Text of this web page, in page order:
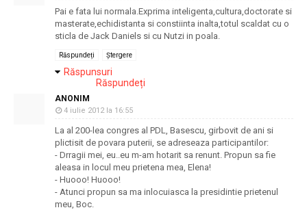
Pai e fata lui normala.Exprima inteligenta,cultura,doctorate si
masterate,echidistanta si constiinta inalta,totul scaldat cu o
sticla de Jack Daniels si cu Nutzi in poala.
Răspundeți Ștergere
Răspunsuri
Răspundeți
ANONIM
4 iulie 2012 la 16:55
La al 200-lea congres al PDL, Basescu, girbovit de ani si
plictisit de povara puterii, se adreseaza participantilor:
- Drragii mei, eu..eu m-am hotarit sa renunt. Propun sa fie
aleasa in locul meu prietena mea, Elena!
- Huooo! Huooo!
- Atunci propun sa ma inlocuiasca la presidintie prietenul
meu, Boc.